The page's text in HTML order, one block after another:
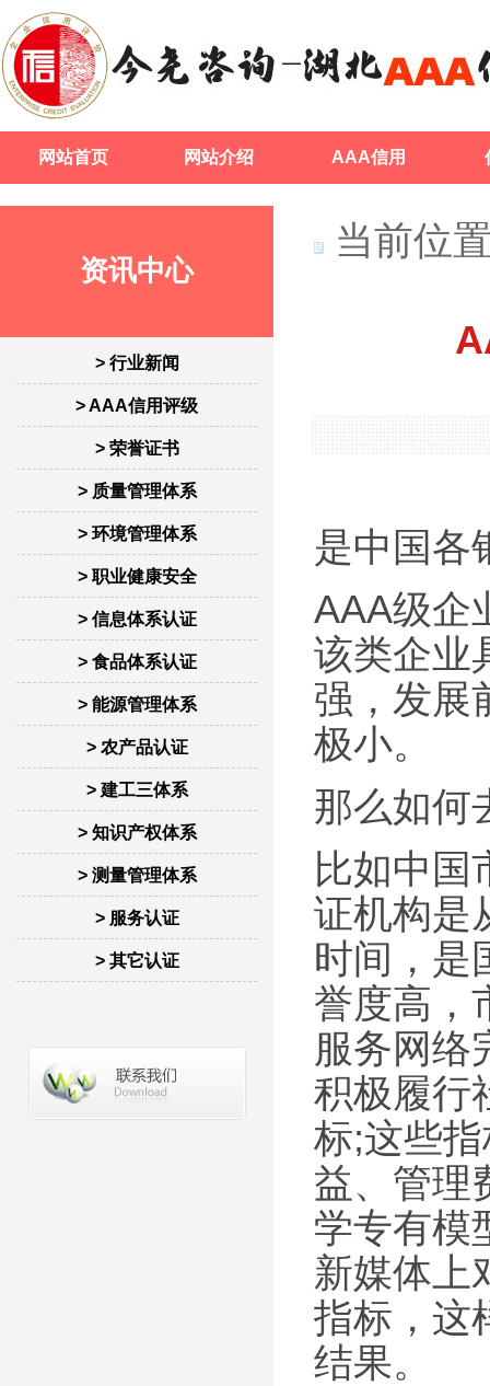
网站首页 网站介绍 AAA信用
资讯中心
> 行业新闻
> AAA信用评级
> 荣誉证书
> 质量管理体系
> 环境管理体系
> 职业健康安全
> 信息体系认证
> 食品体系认证
> 能源管理体系
> 农产品认证
> 建工三体系
> 知识产权体系
> 测量管理体系
> 服务认证
> 其它认证
当前位
是中国各
AAA级企
该类企业
强，发展
极小。
那么如何
比如中国
证机构是
时间，是
誉度高，
服务网络
积极履行
标;这些
益、管理
学专有模
新媒体上
指标，这
结果。